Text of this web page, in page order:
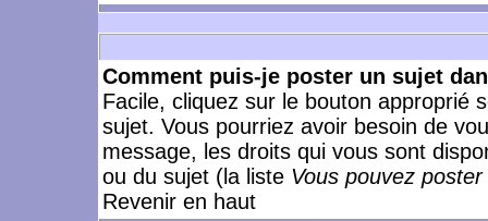
Comment puis-je poster un sujet
Facile, cliquez sur le bouton approprié
sujet. Vous pourriez avoir besoin de
message, les droits qui vous sont
ou du sujet (la liste Vous pouvez
Revenir en haut